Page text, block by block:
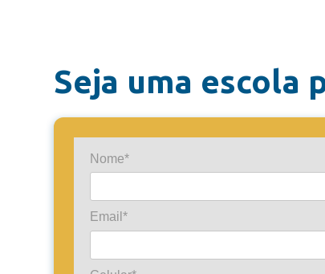
Seja uma escola
Nome*
Email*